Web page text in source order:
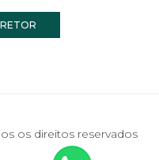
os direitos reservados